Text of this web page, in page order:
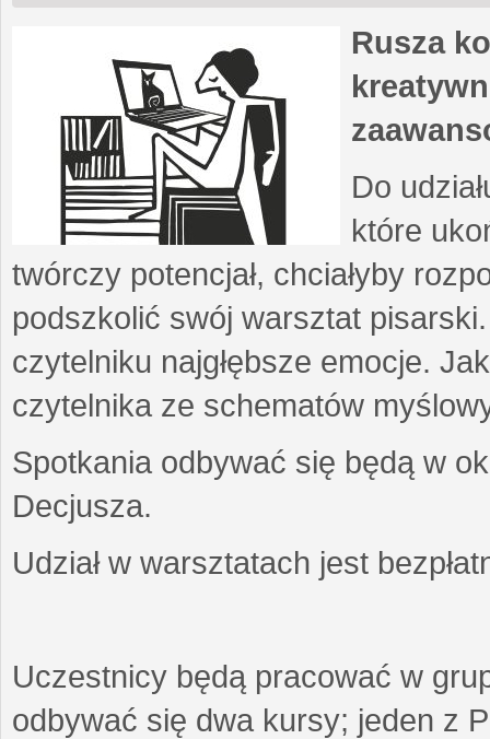
Rusza
Do
które
twórczy potencjał, chciałyby
podszkolić swój warsztat
czytelniku najgłębsze emocje.
czytelnika ze schematów
Spotkania odbywać się będą w
Decjusza.
Udział w warsztatach jest
Uczestnicy będą pracować w
odbywać się dwa kursy; jeden z